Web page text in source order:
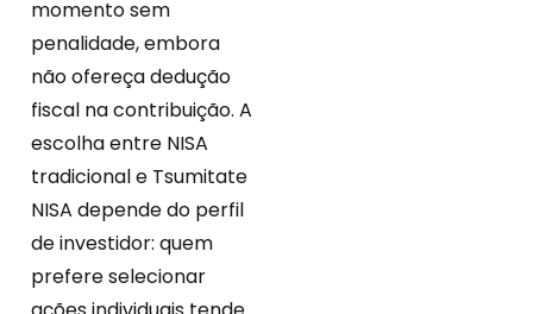
momento sem
penalidade, embora
não ofereça dedução
fiscal na contribuição. A
escolha entre NISA
tradicional e Tsumitate
NISA depende do perfil
de investidor: quem
prefere selecionar